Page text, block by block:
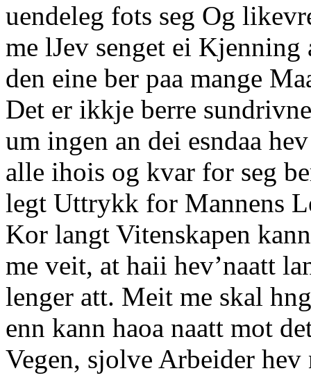
uendeleg fots seg Og
me lJev senget ei
den eine ber paa mange
Det er ikkje berre
um ingen an dei esndaa
alle ihois og kvar for seg
legt Uttrykk for Mannens
Kor langt Vitenskapen
me veit, at haii hev’naatt
lenger att. Meit me skal
enn kann haoa naatt mot
Vegen, sjolve Arbeider